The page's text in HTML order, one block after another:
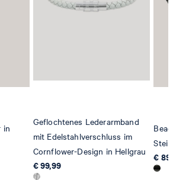
in
Geflochtenes Lederarmband
mit Edelstahlverschluss im
Cornflower-Design in Hellgrau
€ 99,99
€